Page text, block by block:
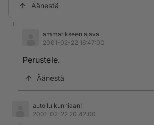
Äänestä
ammatikseen ajava
2001-02-22 16:47:00
Perustele.
Äänestä
autoilu kunniaan!
2001-02-22 20:42:00